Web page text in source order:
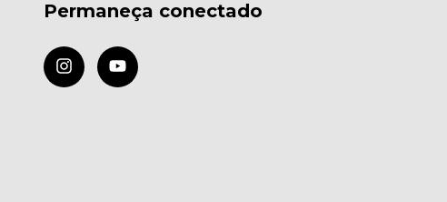
Permaneça conectado